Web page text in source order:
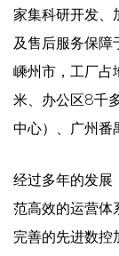
家集科研开发、
及售后服务保障
嵊州市，工厂占
米、办公区8千
中心）、广州番
经过多年的发展
范高效的运营体
完善的先进数控